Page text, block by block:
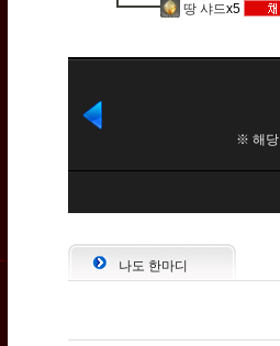
땅 샤드x5
나도 한마디